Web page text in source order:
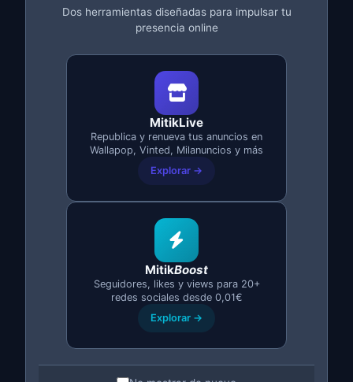
Nombre completo* Email*
Teléfono (opcional)
Presupuesto
aproximado
Describe tu proyecto*
Dos herramientas diseñadas para impulsar tu
presencia online
MitikLive
Republica y renueva tus anuncios en
Wallapop, Vinted, Milanuncios y más
Explorar →
MitikBoost
Seguidores, likes y views para 20+
redes sociales desde 0,01€
Explorar →